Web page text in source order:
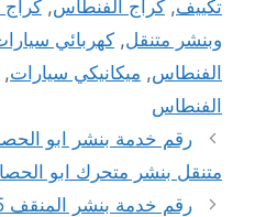
تكييف, كراج الفنطاس,
وبنشر متنقل, كهربائي
الفنطاس, ميكانيكي سيارات,
الفنطاس
متنقل بنشر متحرك ابو